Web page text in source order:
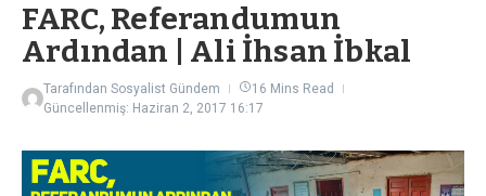
FARC, Referandumun
Ardından | Ali İhsan İbkal
Tarafından Sosyalist Gündem
16 Mins Read
Güncellenmiş: Haziran 2, 2017 16:17